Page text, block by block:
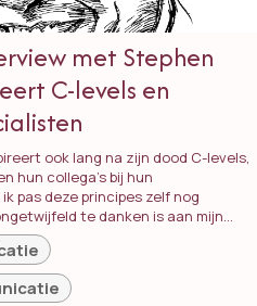
met Stephen
C-levels en
ook lang na zijn dood C-levels,
hun collega’s bij hun
pas deze principes zelf nog
te danken is aan mijn...